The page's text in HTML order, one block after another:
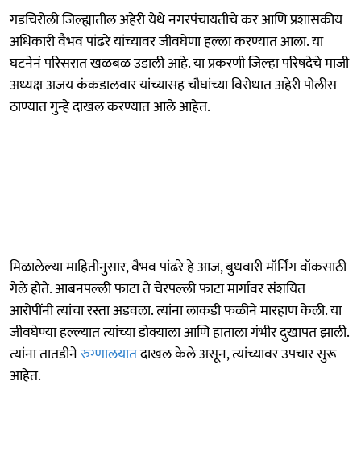
गडचिरोली जिल्ह्यातील अहेरी येथे नगरपंचायतीचे कर आणि प्रशासकीय
अधिकारी वैभव पांढरे यांच्यावर जीवघेणा हल्ला करण्यात आला. या
घटनेनं परिसरात खळबळ उडाली आहे. या प्रकरणी जिल्हा परिषदेचे माजी
अध्यक्ष अजय कंकडालवार यांच्यासह चौघांच्या विरोधात अहेरी पोलीस
ठाण्यात गुन्हे दाखल करण्यात आले आहेत.
मिळालेल्या माहितीनुसार, वैभव पांढरे हे आज, बुधवारी मॉर्निंग वॉकसाठी
गेले होते. आबनपल्ली फाटा ते चेरपल्ली फाटा मार्गावर संशयित
आरोपींनी त्यांचा रस्ता अडवला. त्यांना लाकडी फळीने मारहाण केली. या
जीवघेण्या हल्ल्यात त्यांच्या डोक्याला आणि हाताला गंभीर दुखापत झाली.
त्यांना तातडीनेरुग्णालयातदाखल केले असून, त्यांच्यावर उपचार सुरू
आहेत.